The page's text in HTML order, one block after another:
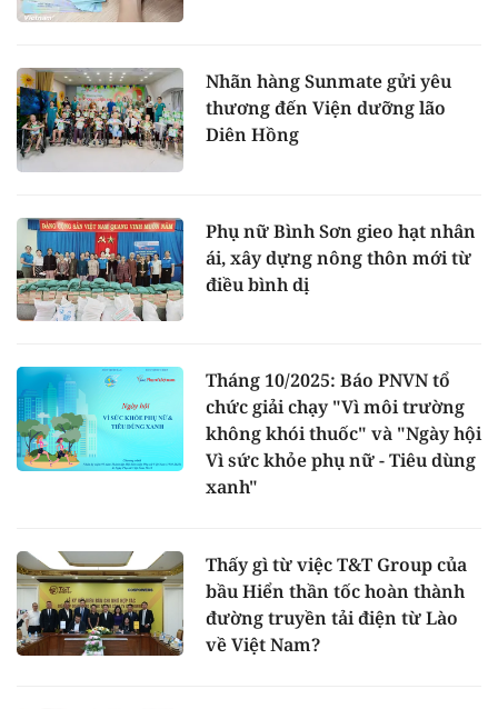
Nhãn hàng Sunmate gửi yêu
thương đến Viện dưỡng lão
Diên Hồng
Phụ nữ Bình Sơn gieo hạt nhân
ái, xây dựng nông thôn mới từ
điều bình dị
Tháng 10/2025: Báo PNVN tổ
chức giải chạy "Vì môi trường
không khói thuốc" và "Ngày hội
Vì sức khỏe phụ nữ - Tiêu dùng
xanh"
Thấy gì từ việc T&T Group của
bầu Hiển thần tốc hoàn thành
đường truyền tải điện từ Lào
về Việt Nam?